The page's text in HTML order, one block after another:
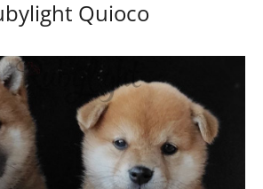
Quioco